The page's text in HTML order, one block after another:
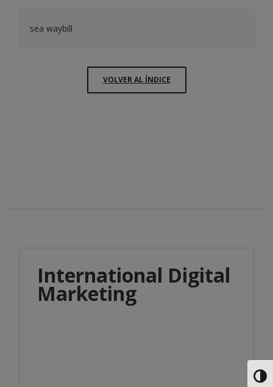
sea waybill
VOLVER AL ÍNDICE
International Digital
Marketing